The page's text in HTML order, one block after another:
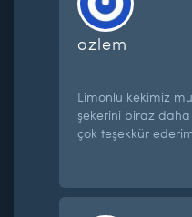
ozlem
Limonlu kekimiz
şekerini biraz
çok teşekkür